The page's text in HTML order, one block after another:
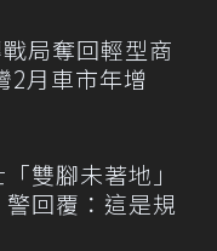
局奪回輕型商
2月車市年增
雙腳未著地」
回覆：這是規